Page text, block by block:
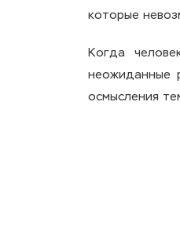
которые
Когда
неожиданные
осмысления